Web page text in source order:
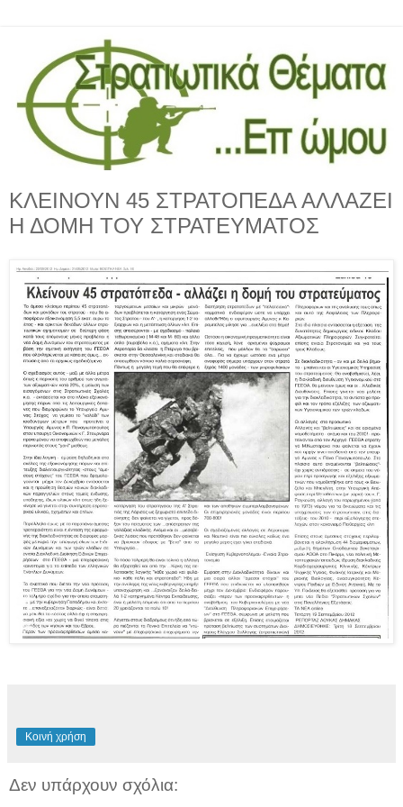
ΚΛΕΙΝΟΥΝ 45 ΣΤΡΑΤΟΠΕΔΑ ΑΛΛΑΖΕΙ
Η ΔΟΜΗ ΤΟΥ ΣΤΡΑΤΕΥΜΑΤΟΣ
Κοινή χρήση
Δεν υπάρχουν σχόλια: